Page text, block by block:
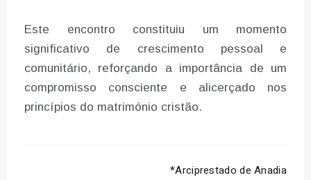
Este encontro constituiu um momento
significativo de crescimento pessoal e
comunitário, reforçando a importância de um
compromisso consciente e alicerçado nos
princípios do matrimónio cristão.
*Arciprestado de Anadia